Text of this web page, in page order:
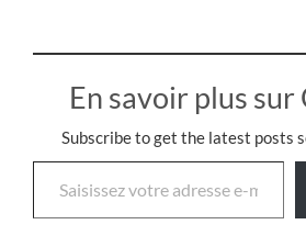
peut s’avérer être un atout
maximiser votre impact,
En savoir plus sur
Subscribe to get the latest posts